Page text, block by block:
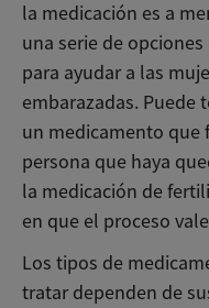
la medicación es a
una serie de
para ayudar a las
embarazadas.
un medicamento que
persona que haya
la medicación de
en que el proceso
Los tipos de
tratar dependen de